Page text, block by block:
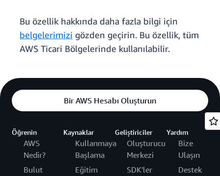
Bu özellik hakkında daha fazla bilgi için
belgelerimizi gözden geçirin. Bu özellik, tüm
AWS Ticari Bölgelerinde kullanılabilir.
Bir AWS Hesabı Oluşturun
Öğrenin
AWS
Nedir?
Bulut
Kaynaklar
Kullanmaya
Başlama
Eğitim
Geliştiriciler
Oluşturucu
Merkezi
SDK'ler
Yardım
Bize
Ulaşın
Destek